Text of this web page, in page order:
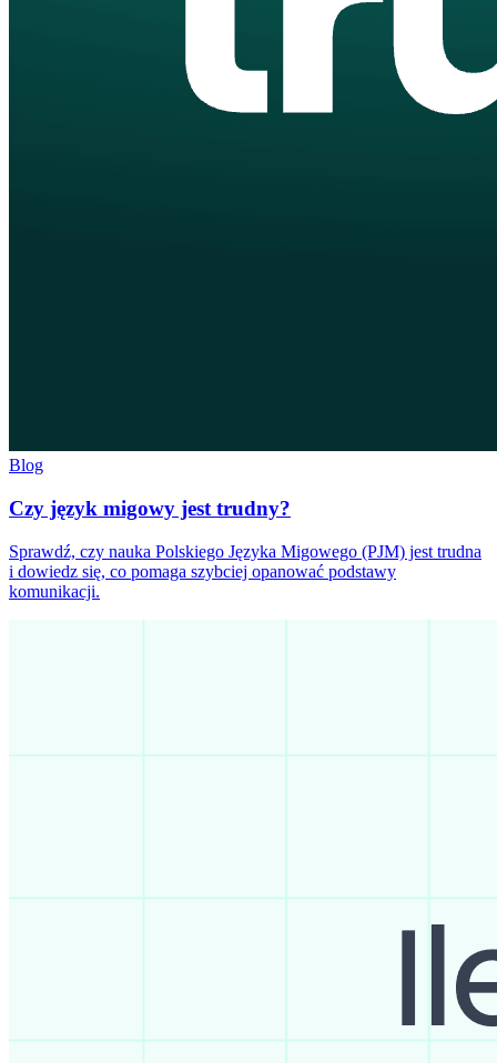
Blog
Czy język migowy jest trudny?
Sprawdź, czy nauka Polskiego Języka Migowego (PJM) jest trudna
i dowiedz się, co pomaga szybciej opanować podstawy
komunikacji.